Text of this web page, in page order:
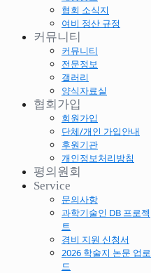
협회 소식지
여비 정산 규정
커뮤니티
커뮤니티
전문정보
갤러리
양식자료실
협회가입
회원가입
단체/개인 가입안내
후원기관
개인정보처리방침
평의원회
Service
문의사항
과학기술인 DB 프로젝
트
경비 지원 신청서
2026 학술지 논문 업로
드